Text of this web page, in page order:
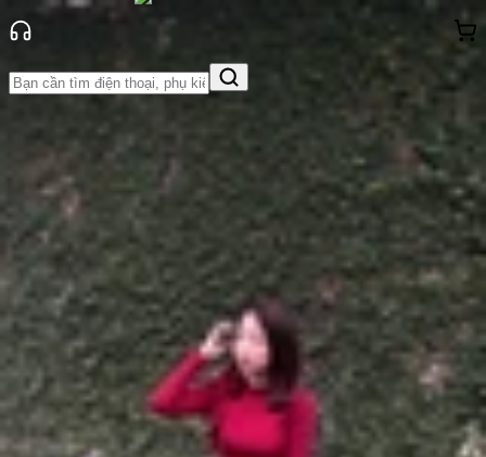
Tin tức
Thủ thuật
Tin Mới
Đánh Giá - Trên Tay So Sánh Tư vấn
Khuyến
mãiThủ thuật Hỏi đáp App - Game Thông báo
Khách
hàng - Sự kiện
Cách đặt biệt danh trên Instagram
giúp cuộc trò chuyện thêm thú vị
Anh Thư
Ngày đăng:
12/02/2025